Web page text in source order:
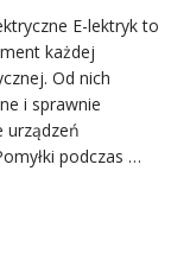
E-lektryk to
każdej
Od nich
i sprawnie
urządzeń
podczas …